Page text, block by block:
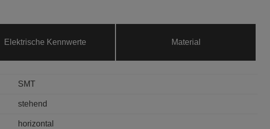
Elektrische Kennwerte Material
SMT
stehend
horizontal